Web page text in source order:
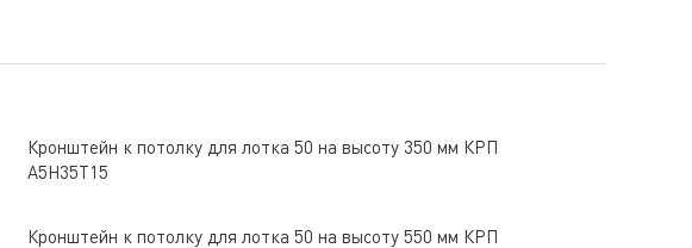
Кронштейн к потолку для лотка 50 на высоту 350 мм КРП
А5Н35Т15
Кронштейн к потолку для лотка 50 на высоту 550 мм КРП